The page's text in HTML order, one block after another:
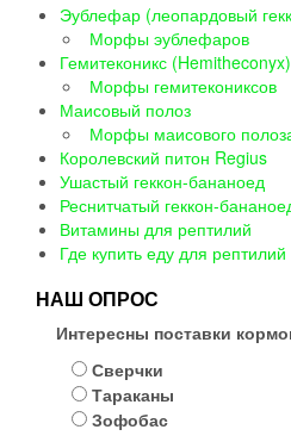
Эублефар (леопардовый
Морфы эублефаров
Гемитеконикс (Hemitheconyx)
Морфы гемитекониксов
Маисовый полоз
Морфы маисового
Королевский питон Regius
Ушастый геккон-бананоед
Реснитчатый геккон-
Витамины для рептилий
Где купить еду для рептилий
НАШ ОПРОС
Интересны поставки
Сверчки
Тараканы
Зофобас